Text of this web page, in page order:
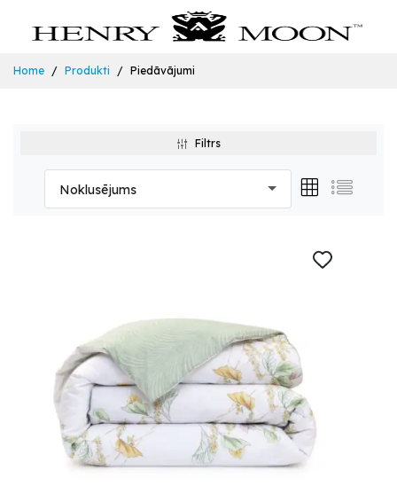
Home Produkti Piedāvājumi
Filtrs